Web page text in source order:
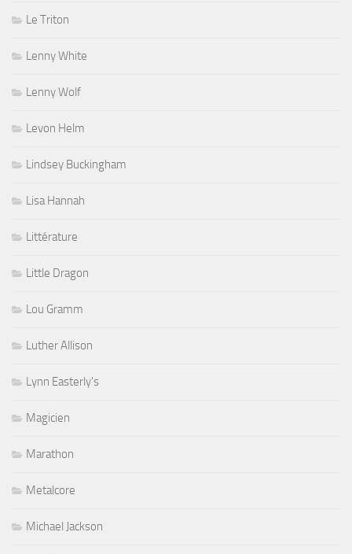
Le Triton
Lenny White
Lenny Wolf
Levon Helm
Lindsey Buckingham
Lisa Hannah
Littérature
Little Dragon
Lou Gramm
Luther Allison
Lynn Easterly's
Magicien
Marathon
Metalcore
Michael Jackson